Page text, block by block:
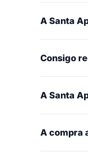
A Santa
Consigo
A Santa
A compra